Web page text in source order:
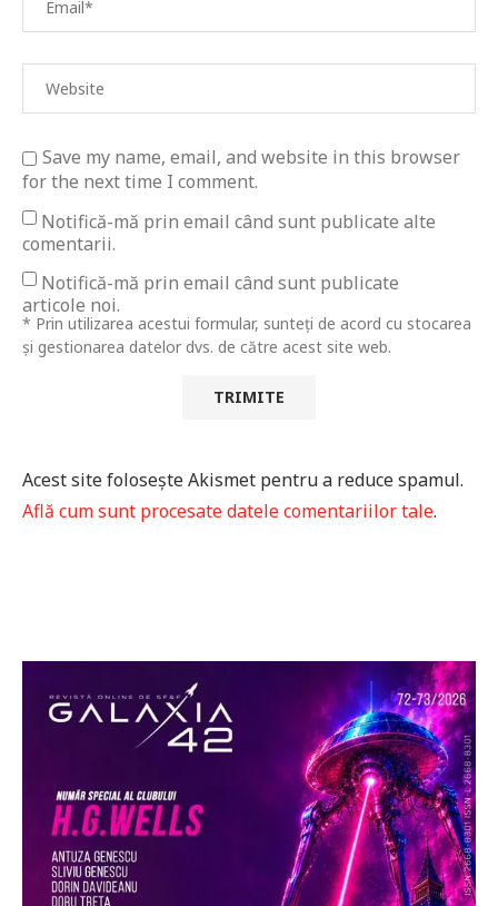
Save my name, email, and website in this browser
for the next time I comment.
Notifică-mă prin email când sunt publicate alte
comentarii.
Notifică-mă prin email când sunt publicate
articole noi.
* Prin utilizarea acestui formular, sunteți de acord cu stocarea
și gestionarea datelor dvs. de către acest site web.
Acest site folosește Akismet pentru a reduce spamul.
Află cum sunt procesate datele comentariilor tale.